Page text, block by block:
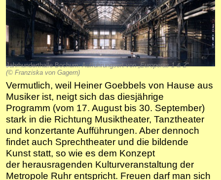
Jahrhunderthalle Bochum: Aufführungsort von„Europeras 1 & 2“
(© Franziska von Gagern)
Vermutlich, weil Heiner Goebbels von Hause aus
Musiker ist, neigt sich das diesjährige
Programm (vom 17. August bis 30. September)
stark in die Richtung Musiktheater, Tanztheater
und konzertante Aufführungen. Aber dennoch
findet auch Sprechtheater und die bildende
Kunst statt, so wie es dem Konzept
der herausragenden Kulturveranstaltung der
Metropole Ruhr entspricht. Freuen darf man sich